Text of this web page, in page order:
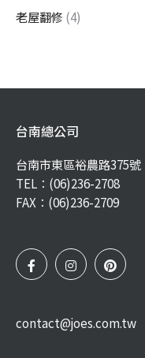
老屋翻修 (4)
台南總公司
台南市東區裕農路375號
TEL： (06)236-2708
FAX：(06)236-2709
contact@joes.com.tw